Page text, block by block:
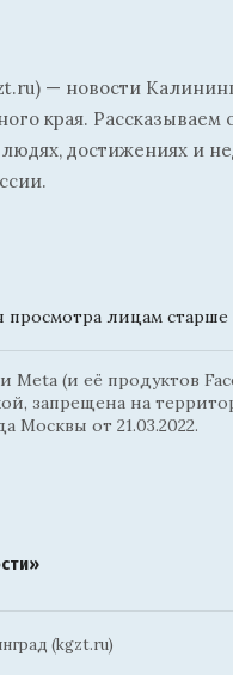
— новости
края. Рассказываем
достижениях и
лицам старше
Meta (и её продуктов
запрещена на
Москвы от 21.03.2022.
(kgzt.ru)